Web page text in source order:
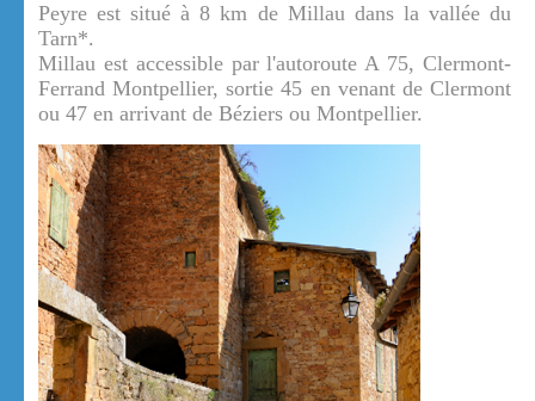
Peyre est situé à 8 km de Millau dans la vallée du
Tarn*.
Millau est accessible par l'autoroute A 75, Clermont-
Ferrand Montpellier, sortie 45 en venant de Clermont
ou 47 en arrivant de Béziers ou Montpellier.